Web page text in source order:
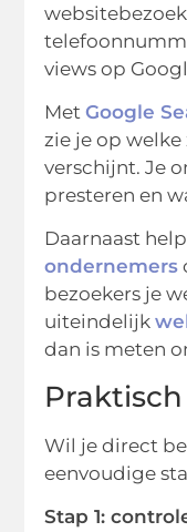
views op
MetGoogle
zie je op
verschijnt. Je
presteren en
Daarnaast
ondernemers
bezoekers je
uiteindelijk
dan is meten
Wil je direct
eenvoudige
Stap 1: